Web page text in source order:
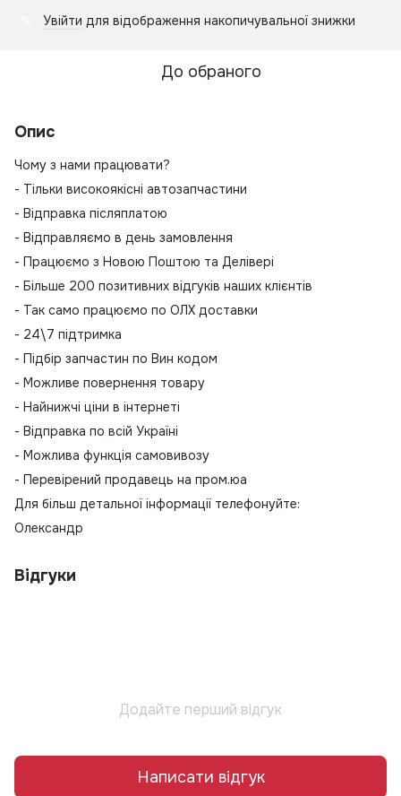
Увійти для відображення накопичувальної знижки
До обраного
Опис
Чому з нами працювати?
- Тільки високоякісні автозапчастини
- Відправка післяплатою
- Відправляємо в день замовлення
- Працюємо з Новою Поштою та Делівері
- Більше 200 позитивних відгуків наших клієнтів
- Так само працюємо по ОЛХ доставки
- 24\7 підтримка
- Підбір запчастин по Вин кодом
- Можливе повернення товару
- Найнижчі ціни в інтернеті
- Відправка по всій Україні
- Можлива функція самовивозу
- Перевірений продавець на пром.юа
Для більш детальної інформації телефонуйте:
Олександр
Відгуки
Додайте перший відгук
Написати відгук